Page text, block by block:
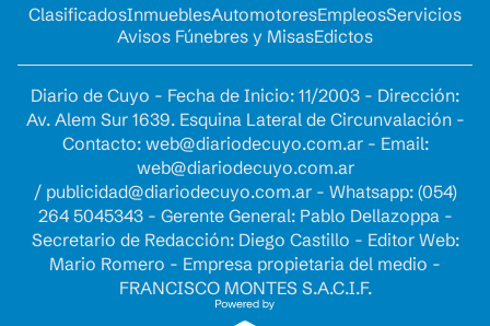
ClasificadosInmueblesAutomotoresEmpleosServicios
Avisos Fúnebres y MisasEdictos
Diario de Cuyo - Fecha de Inicio: 11/2003 - Dirección:
Av. Alem Sur 1639. Esquina Lateral de Circunvalación -
Contacto: web@diariodecuyo.com.ar- Email:
web@diariodecuyo.com.ar
/ publicidad@diariodecuyo.com.ar- Whatsapp: (054)
264 5045343 - Gerente General: Pablo Dellazoppa -
Secretario de Redacción: Diego Castillo - Editor Web:
Mario Romero - Empresa propietaria del medio -
FRANCISCO MONTES S.A.C.I.F.